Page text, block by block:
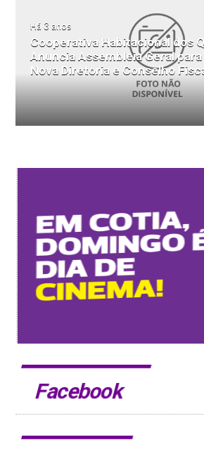
Há 3 anos
Cooperativa Habitacional dos
Anuncia Assembleia Geral
Nova Diretoria e Conselho
Facebook